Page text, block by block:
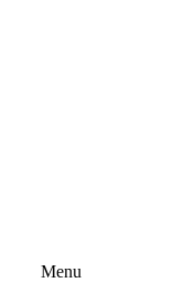
Menu